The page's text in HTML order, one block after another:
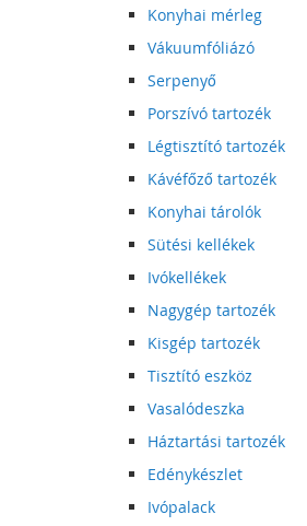
Konyhai mérleg
Vákuumfóliázó
Serpenyő
Porszívó tartozék
Légtisztító tartozék
Kávéfőző tartozék
Konyhai tárolók
Sütési kellékek
Ivókellékek
Nagygép tartozék
Kisgép tartozék
Tisztító eszköz
Vasalódeszka
Háztartási tartozék
Edénykészlet
Ivópalack